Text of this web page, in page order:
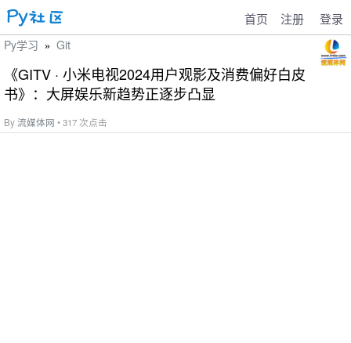
首页 注册 登录
Py学习 » Git
《GITV · 小米电视2024用户观影及消费偏好白皮
书》：大屏娱乐新趋势正逐步凸显
By流媒体网 • 317 次点击